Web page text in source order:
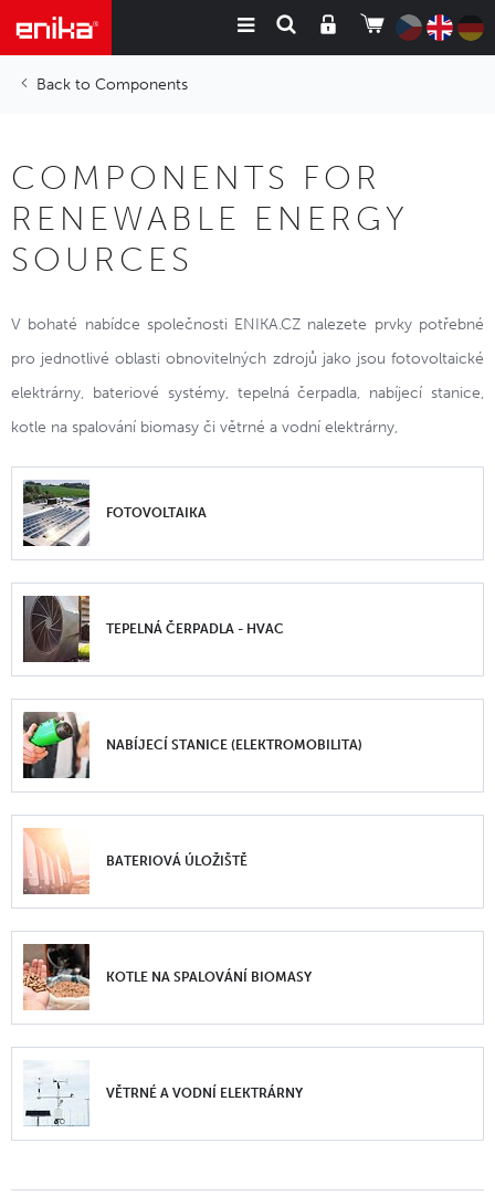
Components
COMPONENTS FOR
RENEWABLE ENERGY
SOURCES
V bohaté nabídce společnosti ENIKA.CZ nalezete prvky potřebné
pro jednotlivé oblasti obnovitelných zdrojů jako jsou fotovoltaické
elektrárny, bateriové systémy, tepelná čerpadla, nabíjecí stanice,
kotle na spalování biomasy či větrné a vodní elektrárny,
FOTOVOLTAIKA
TEPELNÁ ČERPADLA - HVAC
NABÍJECÍ STANICE (ELEKTROMOBILITA)
BATERIOVÁ ÚLOŽIŠTĚ
KOTLE NA SPALOVÁNÍ BIOMASY
VĚTRNÉ A VODNÍ ELEKTRÁRNY